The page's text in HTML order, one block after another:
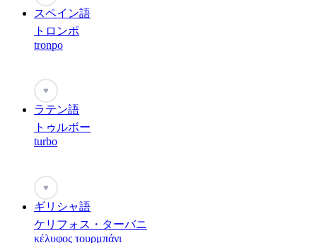
スペイン語
トロンポ
tronpo
♥
ラテン語
トゥルボー
turbo
♥
ギリシャ語
ケリフォス・ターバニ
κέλυφος τουρμπάνι